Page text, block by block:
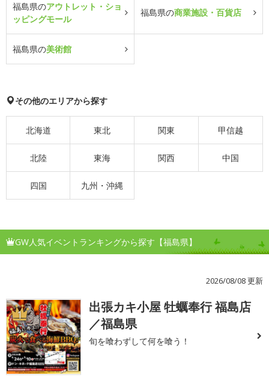
福島県のアウトレット・ショ
ッピングモール
福島県の商業施設・百貨店
福島県の美術館
その他のエリアから探す
北海道 東北 関東 甲信越
北陸 東海 関西 中国
四国 九州・沖縄
GW人気イベントランキングから探す【福島県】
2026/08/08 更新
1
出張カキ小屋 牡蠣奉行 福島店
／福島県
旬を喰わずして何を喰う！